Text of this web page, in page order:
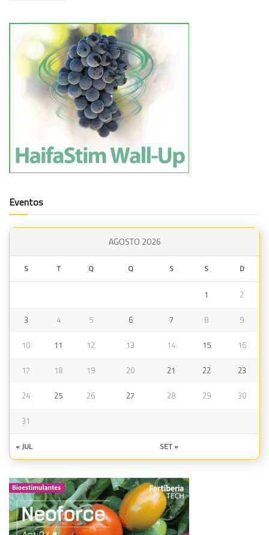
Eventos
AGOSTO 2026
S T Q Q S S D
1 2
3 4 5 6 7 8 9
10 11 12 13 14 15 16
17 18 19 20 21 22 23
24 25 26 27 28 29 30
31
« JUL SET »